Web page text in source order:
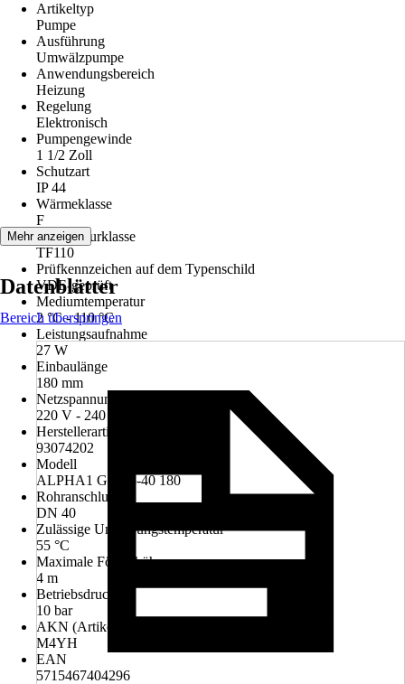
Artikeltyp
Pumpe
Ausführung
Umwälzpumpe
Anwendungsbereich
Heizung
Regelung
Elektronisch
Pumpengewinde
1 1/2 Zoll
Schutzart
IP 44
Wärmeklasse
F
Temperaturklasse
TF110
Prüfkennzeichen auf dem Typenschild
VDE-geprüft
Mediumtemperatur
2 °C - 110 °C
Leistungsaufnahme
27 W
Einbaulänge
180 mm
Netzspannung
220 V - 240 V
Herstellerartikelnummer
93074202
Modell
ALPHA1 GO 25-40 180
Rohranschluss
DN 40
Zulässige Umgebungstemperatur
55 °C
Maximale Förderhöhe
4 m
Betriebsdruck
10 bar
AKN (Artikelkurznummer)
M4YH
EAN
5715467404296
Mehr anzeigen
Datenblätter
Bereich überspringen